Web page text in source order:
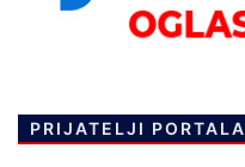
PRIJATELJI PORTALA